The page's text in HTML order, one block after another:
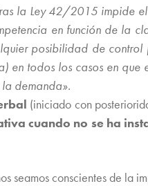
la Ley 42/2015 impide
en función de la
posibilidad de
en todos los casos en
demanda».
(iniciado con
cuando no se ha
seamos conscientes de la